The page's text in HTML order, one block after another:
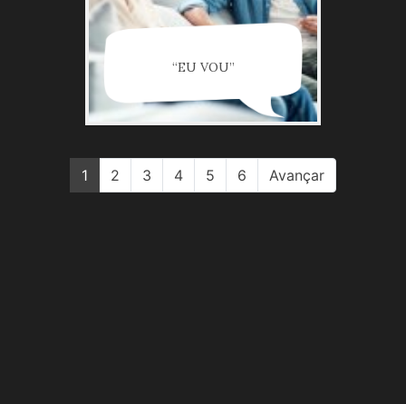
“EU VOU”
1 2 3 4 5 6 Avançar